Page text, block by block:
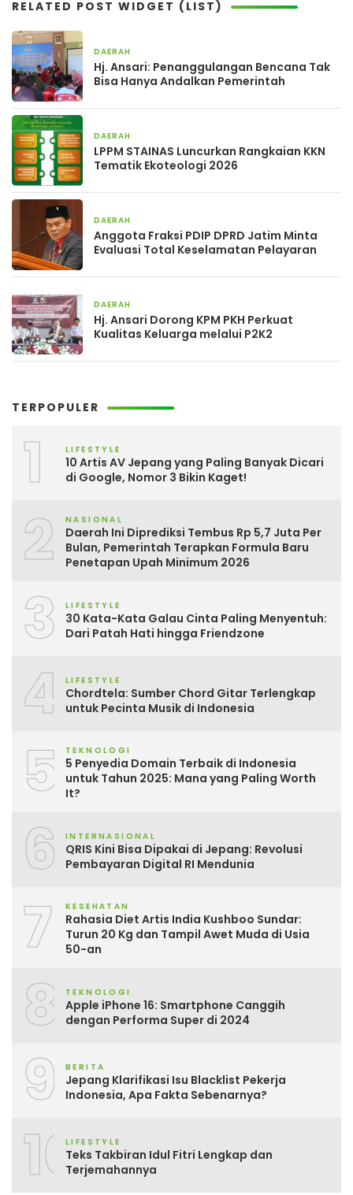
RELATED POST WIDGET (LIST)
DAERAH
Hj. Ansari: Penanggulangan Bencana Tak
Bisa Hanya Andalkan Pemerintah
DAERAH
LPPM STAINAS Luncurkan Rangkaian KKN
Tematik Ekoteologi 2026
DAERAH
Anggota Fraksi PDIP DPRD Jatim Minta
Evaluasi Total Keselamatan Pelayaran
DAERAH
Hj. Ansari Dorong KPM PKH Perkuat
Kualitas Keluarga melalui P2K2
TERPOPULER
1 LIFESTYLE
10 Artis AV Jepang yang Paling Banyak Dicari
di Google, Nomor 3 Bikin Kaget!
2 NASIONAL
Daerah Ini Diprediksi Tembus Rp 5,7 Juta Per
Bulan, Pemerintah Terapkan Formula Baru
Penetapan Upah Minimum 2026
3 LIFESTYLE
30 Kata-Kata Galau Cinta Paling Menyentuh:
Dari Patah Hati hingga Friendzone
4 LIFESTYLE
Chordtela: Sumber Chord Gitar Terlengkap
untuk Pecinta Musik di Indonesia
5 TEKNOLOGI
5 Penyedia Domain Terbaik di Indonesia
untuk Tahun 2025: Mana yang Paling Worth
It?
6 INTERNASIONAL
QRIS Kini Bisa Dipakai di Jepang: Revolusi
Pembayaran Digital RI Mendunia
7 KESEHATAN
Rahasia Diet Artis India Kushboo Sundar:
Turun 20 Kg dan Tampil Awet Muda di Usia
50-an
8 TEKNOLOGI
Apple iPhone 16: Smartphone Canggih
dengan Performa Super di 2024
9 BERITA
Jepang Klarifikasi Isu Blacklist Pekerja
Indonesia, Apa Fakta Sebenarnya?
10LIFESTYLE
Teks Takbiran Idul Fitri Lengkap dan
Terjemahannya